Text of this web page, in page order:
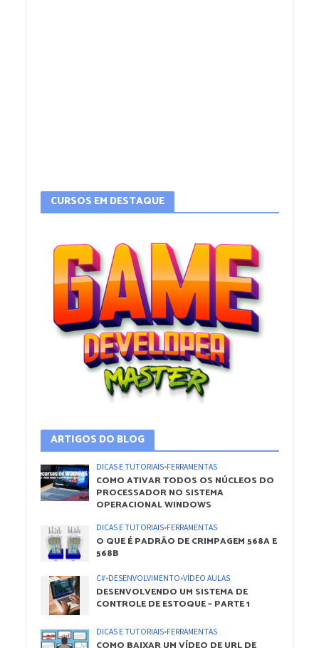
CURSOS EM DESTAQUE
ARTIGOS DO BLOG
DICAS E TUTORIAIS•FERRAMENTAS
COMO ATIVAR TODOS OS NÚCLEOS DO
PROCESSADOR NO SISTEMA
OPERACIONAL WINDOWS
DICAS E TUTORIAIS•FERRAMENTAS
O QUE É PADRÃO DE CRIMPAGEM 568A E
568B
C#•DESENVOLVIMENTO•VÍDEO AULAS
DESENVOLVENDO UM SISTEMA DE
CONTROLE DE ESTOQUE – PARTE 1
DICAS E TUTORIAIS•FERRAMENTAS